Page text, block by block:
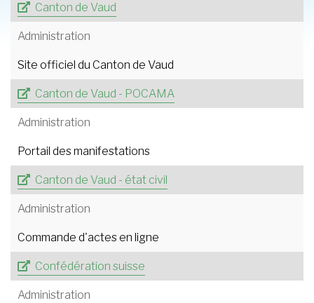
Canton de Vaud
Administration
Site officiel du Canton de Vaud
Canton de Vaud - POCAMA
Administration
Portail des manifestations
Canton de Vaud - état civil
Administration
Commande d'actes en ligne
Confédération suisse
Administration